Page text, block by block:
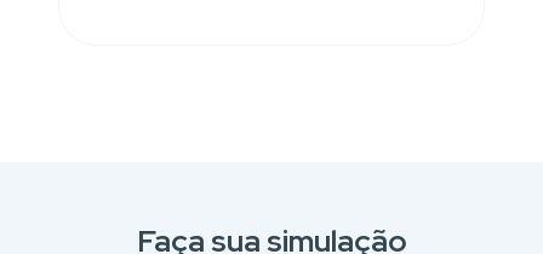
Faça sua simulação